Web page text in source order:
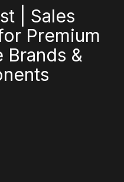
| Sales
Premium
Brands &